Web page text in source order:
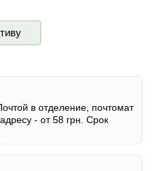
в отделение, почтомат
- от 58 грн. Срок